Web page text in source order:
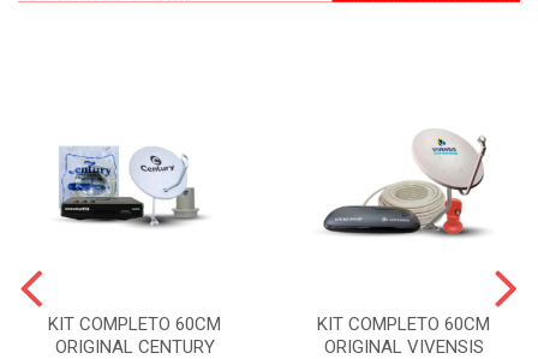
KIT COMPLETO 60CM
ORIGINAL CENTURY
KIT COMPLETO 60CM
ORIGINAL VIVENSIS